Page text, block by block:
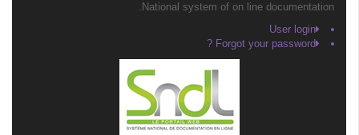
National system of on line documentation.
User login
Forgot your password ?